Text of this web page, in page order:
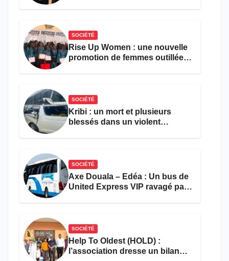
SOCIÉTÉ
Rise Up Women : une nouvelle
promotion de femmes outillées
SOCIÉTÉ
Kribi : un mort et plusieurs
blessés dans un violent
SOCIÉTÉ
Axe Douala – Edéa : Un bus de
United Express VIP ravagé par
SOCIÉTÉ
Help To Oldest (HOLD) :
l’association dresse un bilan